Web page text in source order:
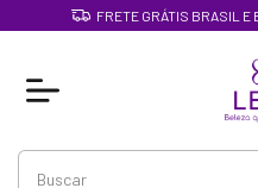
FRETE GRÁTIS BRASIL E